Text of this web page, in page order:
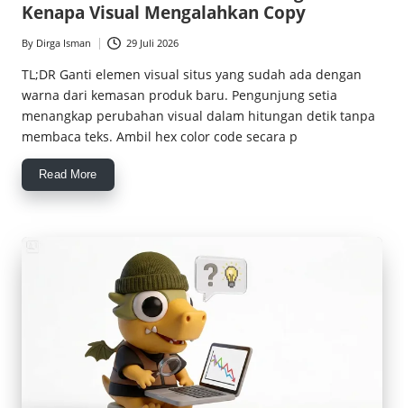
Kenapa Visual Mengalahkan Copy
Posted
by
By Dirga Isman 29 Juli 2026
TL;DR Ganti elemen visual situs yang sudah ada dengan
warna dari kemasan produk baru. Pengunjung setia
menangkap perubahan visual dalam hitungan detik tanpa
membaca teks. Ambil hex color code secara p
Read More